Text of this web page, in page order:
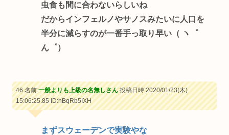
虫食も間に合わないらしいね
だからインフェルノやサノスみたいに人口を
半分に減らすのが一番手っ取り早い（ ヽ゜
ん゜）
46 名前:一般よりも上級の名無しさん投稿日時:2020/01/23(木)
15:06:25.85ID:hBqRb5IXH
まずスウェーデンで実験やな